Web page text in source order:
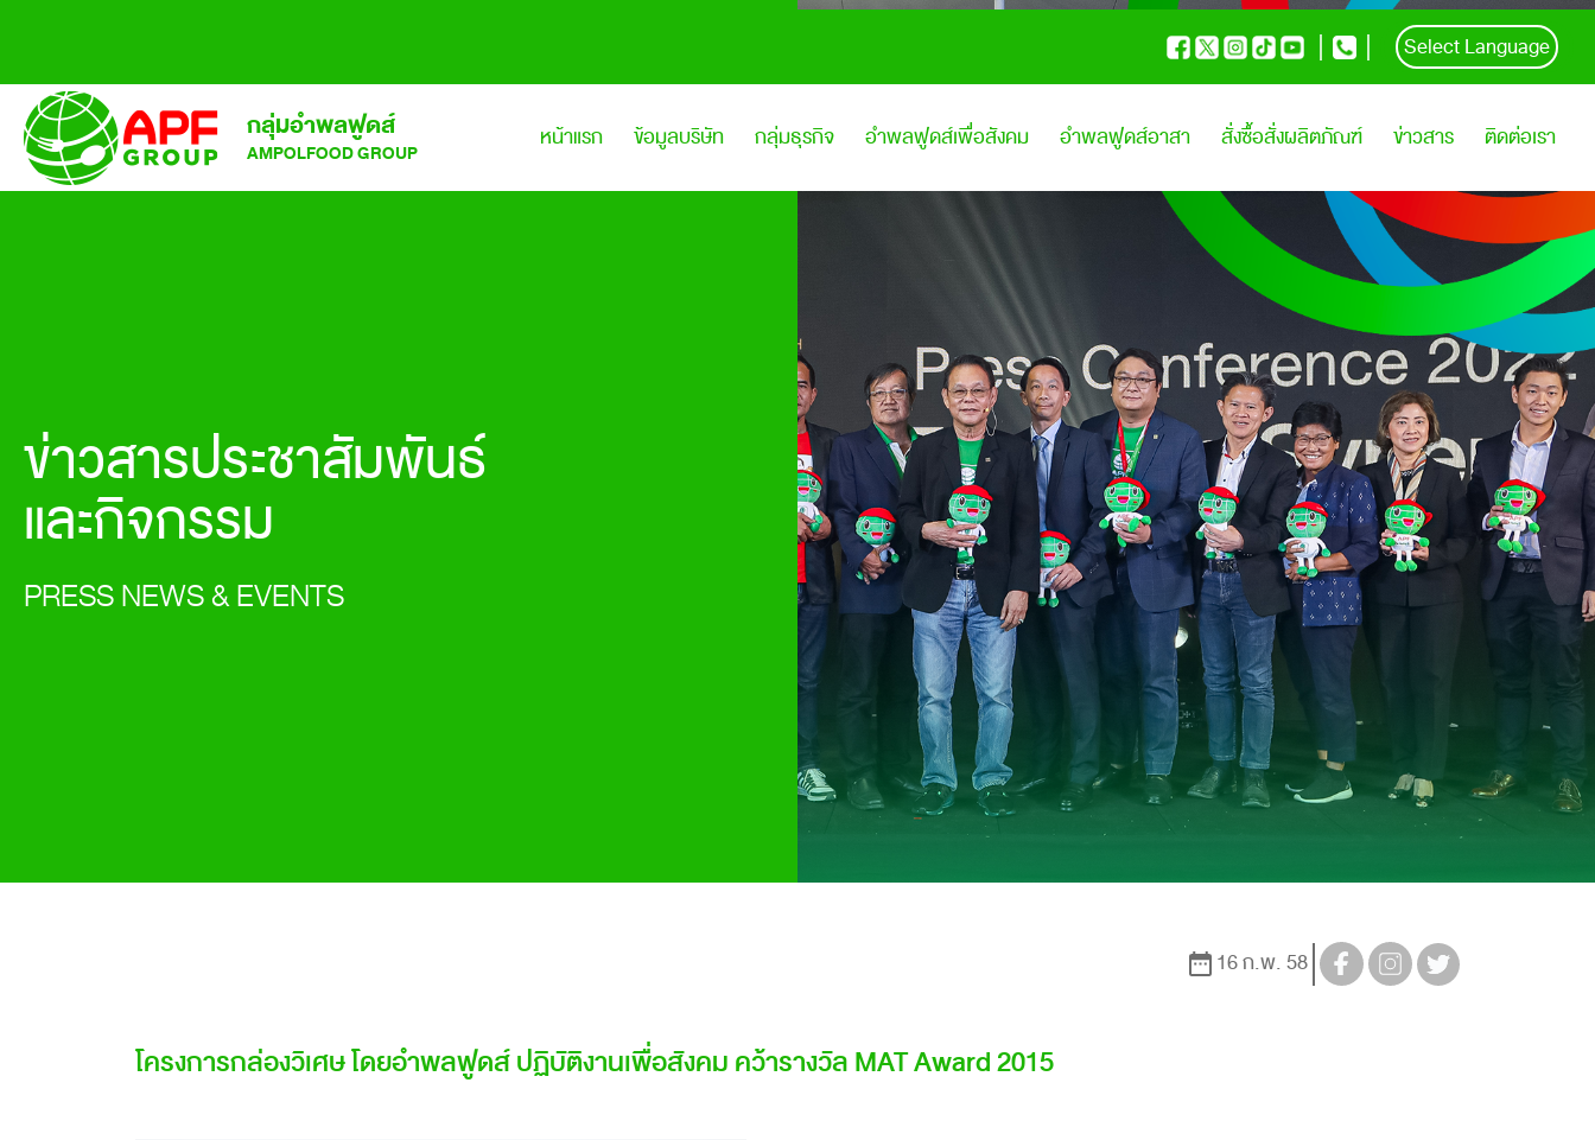
Select Language
กลุ่มอำพลฟูดส์
AMPOLFOOD GROUP
หน้าแรก ข้อมูลบริษัท กลุ่มธุรกิจ
ธุรกิจอีคอมเมิร์ซ
ธุรกิจการฝึกอบรม
ธุรกิจเทคและปัญญาประดิษฐ์
กิจการเพื่อสังคม
อำพลฟูดส์เพื่อสังคม
อาหารเพื่อผู้ป่วยและผู้สูงวัย
อำพลฟูดส์อาสา สั่งซื้อสั่งผลิตภัณฑ์ ข่าวสาร
กิจกรรมประชาสัมพันธ์
ข่าวเพื่อสังคม
สื่อประชาสัมพันธ์
วิดีโอ
สื่อสิ่งพิมพ์
ติดต่อเรา
ร่วมงานกับเรา
ติดต่อเรา
เยี่ยมชมโรงงาน
ข้อเสนอแนะ
แจ้งเบาะแสทุจริต
ข่าวสารประชาสัมพันธ์
และกิจกรรม
PRESS NEWS & EVENTS
16 ก.พ. 58
โครงการกล่องวิเศษ โดยอำพลฟูดส์ ปฏิบัติงานเพื่อสังคม คว้ารางวัล MAT Award 2015